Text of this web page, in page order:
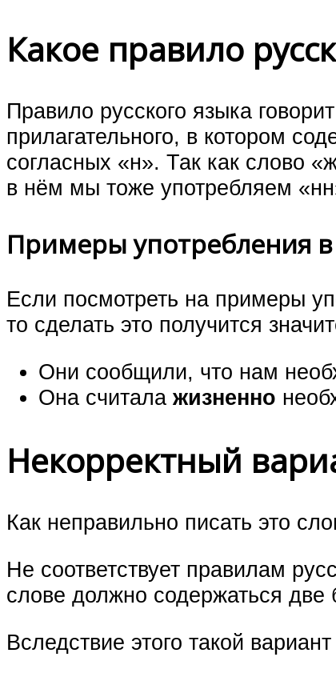
Какое правило
Правило русского языка
прилагательного, в котором
согласных «н». Так как слово
в нём мы тоже употребляем
Примеры употребления
Если посмотреть на примеры
то сделать это получится
Они сообщили, что нам
Она считала жизненно
Некорректный
Как неправильно писать это
Не соответствует правилам
слове должно содержаться две
Вследствие этого такой